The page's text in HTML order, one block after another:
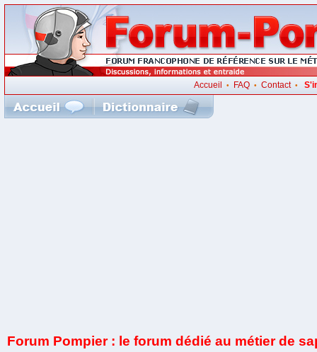
Accueil • FAQ• Contact•
Forum Pompier : le forum dédié au métier de